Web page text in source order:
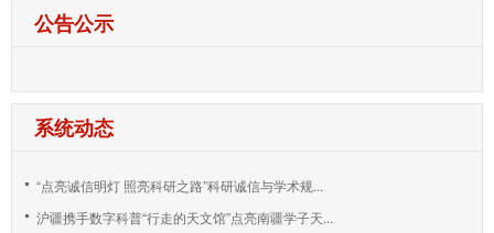
公告公示
系统动态
“点亮诚信明灯 照亮科研之路”科研诚信与学术规...
沪疆携手数字科普“行走的天文馆”点亮南疆学子天...